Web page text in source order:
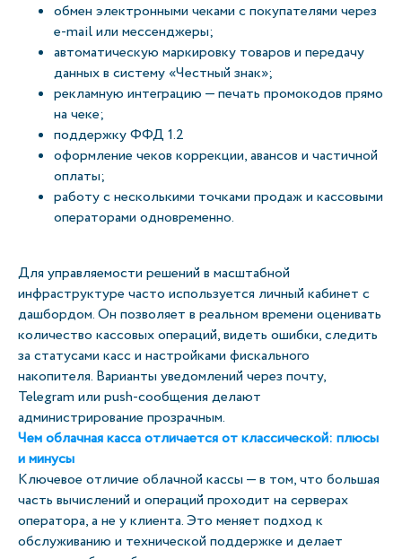
обмен электронными чеками с покупателями через
e-mail или мессенджеры;
автоматическую маркировку товаров и передачу
данных в систему «Честный знак»;
рекламную интеграцию — печать промокодов прямо
на чеке;
поддержку ФФД 1.2
оформление чеков коррекции, авансов и частичной
оплаты;
работу с несколькими точками продаж и кассовыми
операторами одновременно.
Для управляемости решений в масштабной
инфраструктуре часто используется личный кабинет с
дашбордом. Он позволяет в реальном времени оценивать
количество кассовых операций, видеть ошибки, следить
за статусами касс и настройками фискального
накопителя. Варианты уведомлений через почту,
Telegram или push-сообщения делают
администрирование прозрачным.
Чем облачная касса отличается от классической: плюсы
и минусы
Ключевое отличие облачной кассы — в том, что большая
часть вычислений и операций проходит на серверах
оператора, а не у клиента. Это меняет подход к
обслуживанию и технической поддержке и делает